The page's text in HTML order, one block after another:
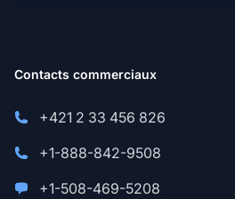
Contacts commerciaux
+421 2 33 456 826
+1-888-842-9508
+1-508-469-5208